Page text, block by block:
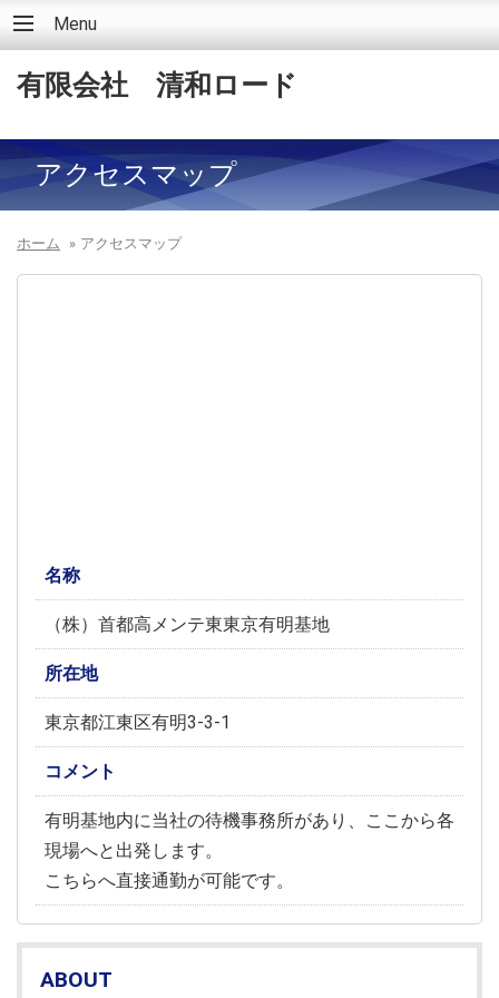
Menu
有限会社 清和ロード
アクセスマップ
ホーム » アクセスマップ
名称
（株）首都高メンテ東東京有明基地
所在地
東京都江東区有明3-3-1
コメント
有明基地内に当社の待機事務所があり、ここから各
現場へと出発します。
こちらへ直接通勤が可能です。
ABOUT